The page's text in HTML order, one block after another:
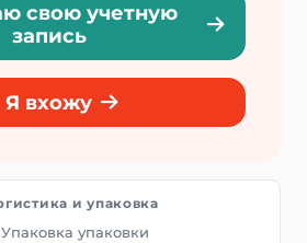
свою учетную
запись
Я вхожу
и упаковка
Упаковка упаковки